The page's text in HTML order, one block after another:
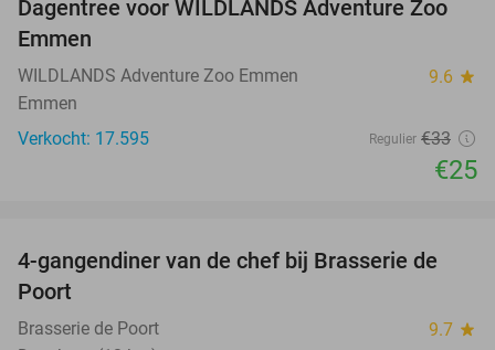
24%
Dagentree voor WILDLANDS Adventure Zoo
Emmen
WILDLANDS Adventure Zoo Emmen 9.6 star
Emmen
Verkocht: 17.595
Regulier €33
€25
31%
4-gangendiner van de chef bij Brasserie de
Poort
Brasserie de Poort 9.7 star